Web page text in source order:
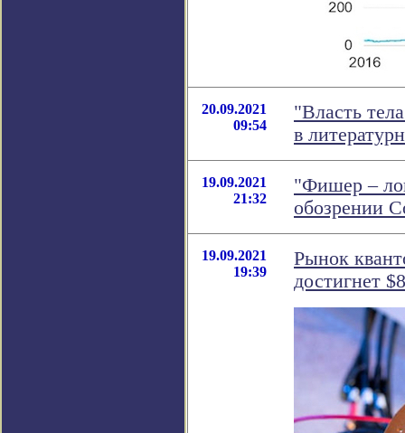
20.09.2021
09:54
"Власть
в
19.09.2021
21:32
"Фишер –
обозрении
19.09.2021
19:39
Рынок
достигнет